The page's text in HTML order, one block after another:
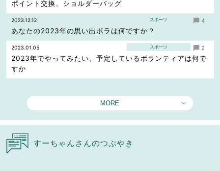
ポイント交換、ショルダーバッグ
2023.12.12
あなたの2023年の思い出ボラは何ですか？
スポーツ 4
2023.01.05
2023年でやってみたい、予定しているボランティアは何で
すか
スポーツ 2
MORE
すーちゃんさんのつぶやき